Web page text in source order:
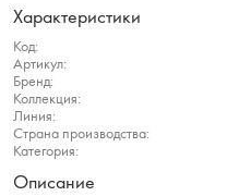
Характеристики
Код:
Артикул:
Бренд:
Коллекция:
Линия:
Страна производства:
Категория:
Описание